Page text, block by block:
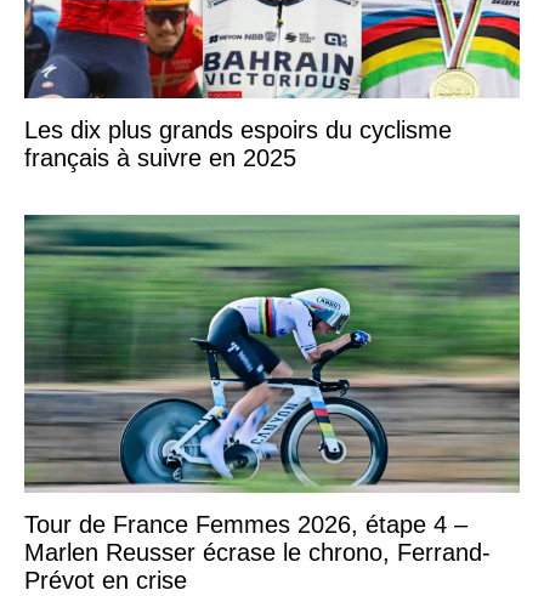
Les dix plus grands espoirs du cyclisme
français à suivre en 2025
Tour de France Femmes 2026, étape 4 –
Marlen Reusser écrase le chrono, Ferrand-
Prévot en crise